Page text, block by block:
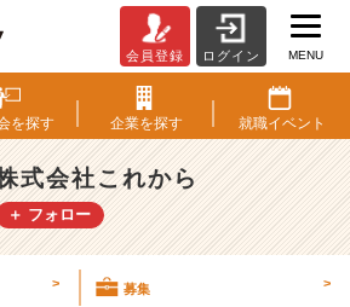
‐
‐
‐
入
社
後
会員登録 ログイン MENU
を探す 企業を探す 就職イベント
式会社これから
＋ フォロー
> 募集 >